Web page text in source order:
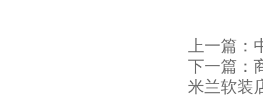
上一篇：
下一篇：
米兰软装